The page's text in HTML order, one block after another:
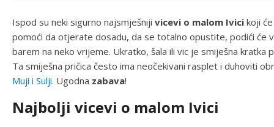
Ispod su neki sigurno najsmješniji vicevi o malom Ivici koji
pomoći da otjerate dosadu, da se totalno opustite, podići će
barem na neko vrijeme. Ukratko, šala ili vic je smiješna kratka
Ta smiješna pričica često ima neočekivani rasplet i duhoviti
Muji i Sulji. Ugodna zabava!
Najbolji vicevi o malom Ivici